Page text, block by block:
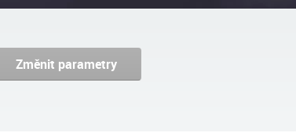
Změnit parametry